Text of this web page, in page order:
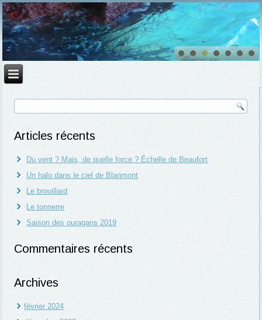
Articles récents
Du vent ? Mais, de quelle force ? Échelle de Beaufort
Un halo dans le ciel de Blanmont
Le brouillard
Le tonnerre
Saison des ouragans 2019
Commentaires récents
Archives
février 2024